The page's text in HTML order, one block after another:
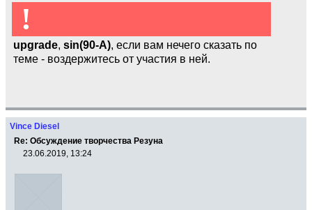
!
upgrade, sin(90-A), если вам нечего сказать по
теме - воздержитесь от участия в ней.
Vince Diesel
Re: Обсуждение творчества Резуна
23.06.2019, 13:24